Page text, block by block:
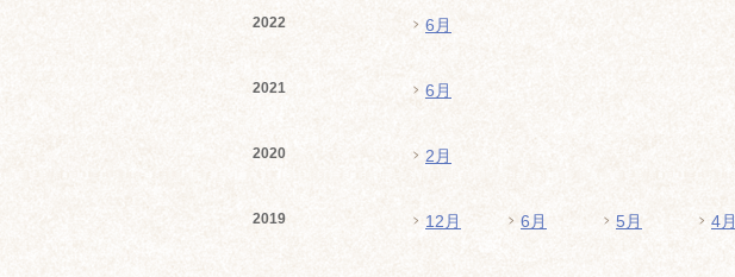
2022 6月
2021 6月
2020 2月
2019 12月 6月 5月 4月